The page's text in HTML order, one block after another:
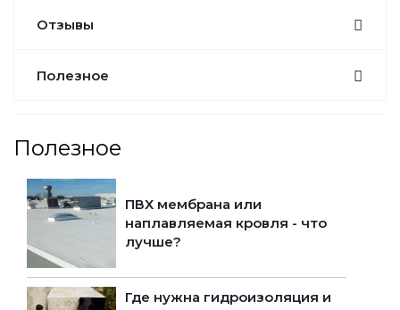
Отзывы
Полезное
Полезное
ПВХ мембрана или
наплавляемая кровля - что
лучше?
Где нужна гидроизоляция и